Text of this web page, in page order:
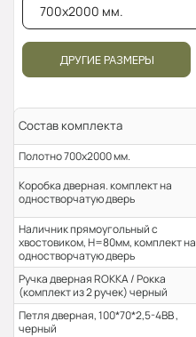
700x2000 мм.
ДРУГИЕ РАЗМЕРЫ
Состав комплекта
Полотно 700x2000 мм.
Коробка дверная. комплект на
одностворчатую дверь
Наличник прямоугольный с
хвостовиком, H=80мм, комплект на
одностворчатую дверь
Ручка дверная ROKKA / Рокка
(комплект из 2 ручек) черный
Петля дверная, 100*70*2,5-4ВВ ,
черный